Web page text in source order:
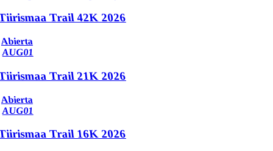
Trail 42K 2026
Abierta
AUG01
Trail 21K 2026
Abierta
AUG01
Trail 16K 2026